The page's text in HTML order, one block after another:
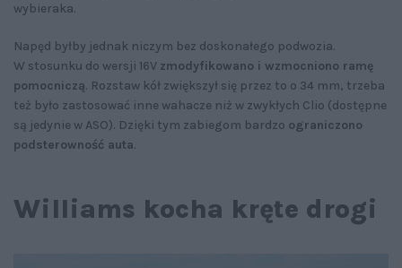
wybieraka.
Napęd byłby jednak niczym bez doskonałego podwozia.
W stosunku do wersji 16V zmodyfikowano i wzmocniono ramę
pomocniczą. Rozstaw kół zwiększył się przez to o 34 mm, trzeba
też było zastosować inne wahacze niż w zwykłych Clio (dostępne
są jedynie w ASO). Dzięki tym zabiegom bardzo ograniczono
podsterowność auta.
Williams kocha kręte drogi